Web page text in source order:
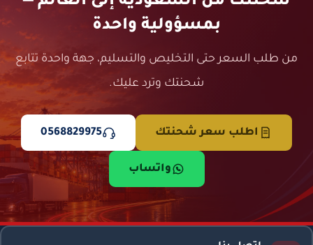
بمسؤولية واحدة
من طلب السعر حتى التخليص والتسليم، جهة واحدة تتابع
شحنتك وترد عليك.
اطلب سعر شحنتك 0568829975
واتساب